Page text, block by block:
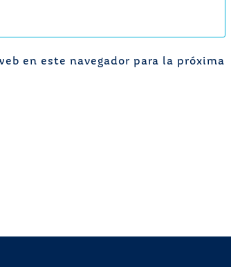
en este navegador para la próxima